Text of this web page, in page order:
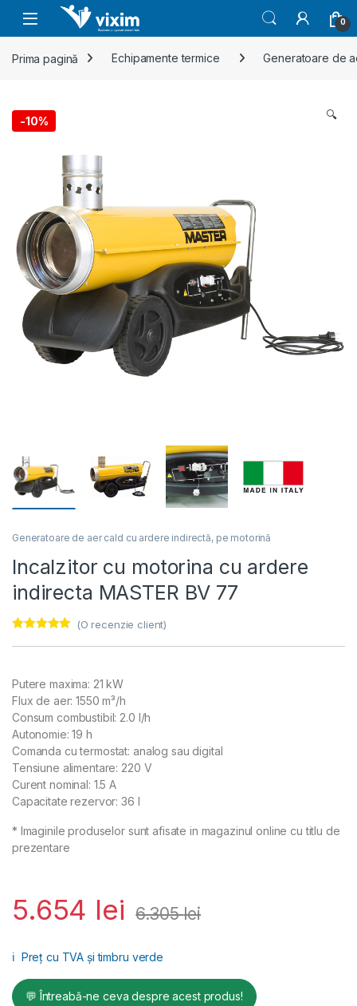
Skip to navigation
Skip to content
0
Prima pagină Echipamente termice Generatoare de
-10% 🔍
Generatoare de aer cald cu ardere indirectă, pe motorină
Incalzitor cu motorina cu ardere
indirecta MASTER BV 77
evaluări
(O recenzie client)
Putere maxima: 21 kW
Flux de aer: 1550 m³/h
Consum combustibil: 2.0 l/h
Autonomie: 19 h
Comanda cu termostat: analog sau digital
Tensiune alimentare: 220 V
Curent nominal: 1.5 A
Capacitate rezervor: 36 l
* Imaginile produselor sunt afisate in magazinul online cu titlu de
prezentare
5.654 lei 6.305lei
ℹ️ Preț cu TVA și timbru verde
💬 Întreabă-ne ceva despre acest produs!